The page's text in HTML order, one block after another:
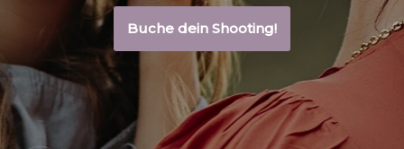
Buche dein Shooting!